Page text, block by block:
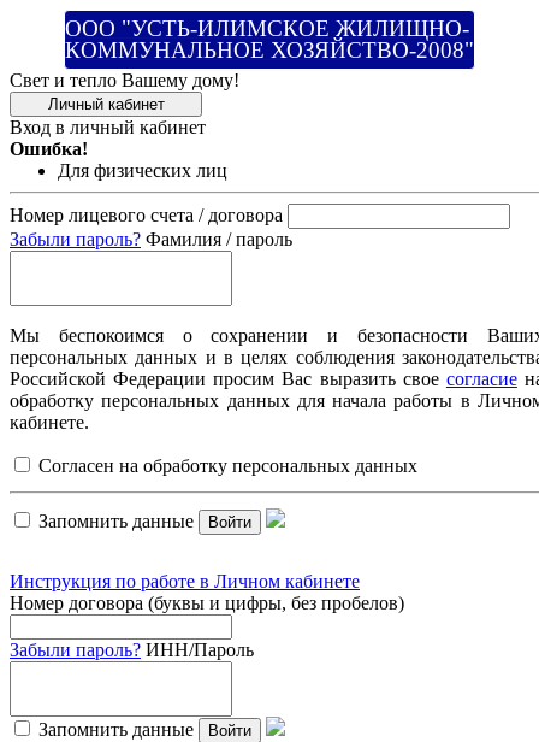
ООО "УСТЬ-ИЛИМСКОЕ ЖИЛИЩНО-
КОММУНАЛЬНОЕ ХОЗЯЙСТВО-2008"
Свет и тепло Вашему дому!
Личный кабинет
Вход в личный кабинет
Ошибка!
Для физических лиц
Номер лицевого счета / договора
Забыли пароль? Фамилия / пароль
Мы беспокоимся о сохранении и безопасности
персональных данных и в целях соблюдения
Российской Федерации просим Вас выразить свое согласие
обработку персональных данных для начала работы в
кабинете.
Согласен на обработку персональных данных
Запомнить данные Войти
Инструкция по работе в Личном кабинете
Номер договора (буквы и цифры, без пробелов)
Забыли пароль? ИНН/Пароль
Запомнить данные Войти